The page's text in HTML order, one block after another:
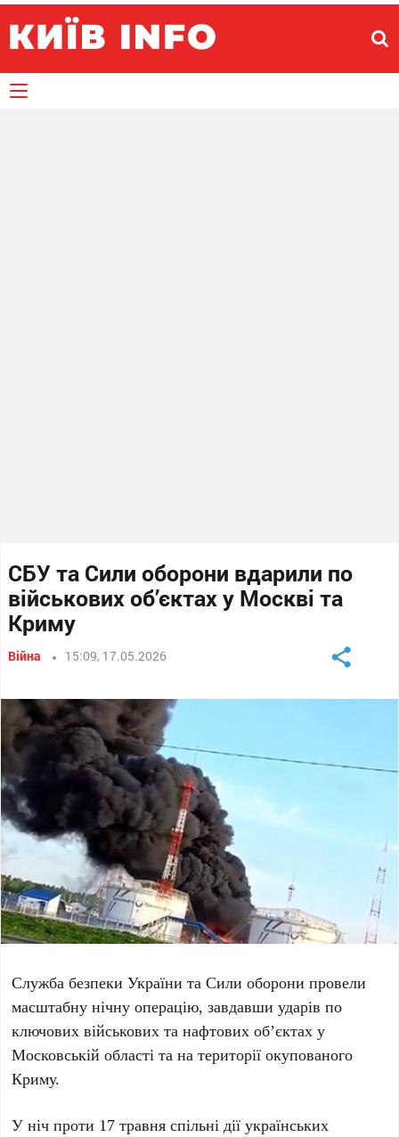
СБУ та Сили оборони вдарили по
військових об’єктах у Москві та
Криму
Війна 15:09, 17.05.2026
Служба безпеки України та Сили оборони провели
масштабну нічну операцію, завдавши ударів по
ключових військових та нафтових об’єктах у
Московській області та на території окупованого
Криму.
У ніч проти 17 травня спільні дії українських